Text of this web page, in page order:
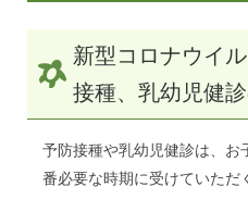
新型コロナウイ
接種、乳幼児健
予防接種や乳幼児健診は、お
番必要な時期に受けていただ